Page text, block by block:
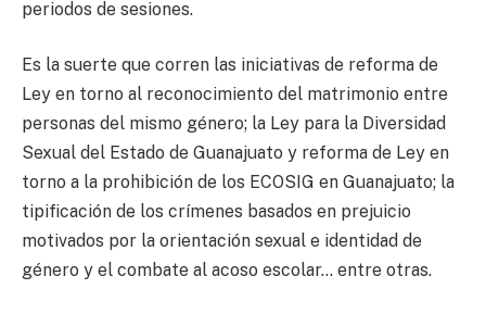
periodos de sesiones.
Es la suerte que corren las iniciativas de reforma de
Ley en torno al reconocimiento del matrimonio entre
personas del mismo género; la Ley para la Diversidad
Sexual del Estado de Guanajuato y reforma de Ley en
torno a la prohibición de los ECOSIG en Guanajuato; la
tipificación de los crímenes basados en prejuicio
motivados por la orientación sexual e identidad de
género y el combate al acoso escolar… entre otras.